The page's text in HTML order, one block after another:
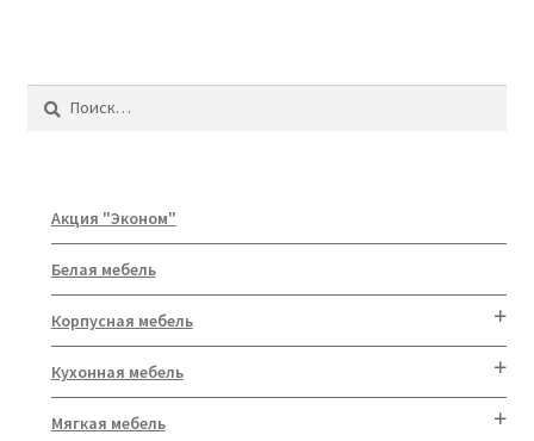
Найти:
Акция "Эконом"
Белая мебель
Корпусная мебель
Кухонная мебель
Мягкая мебель